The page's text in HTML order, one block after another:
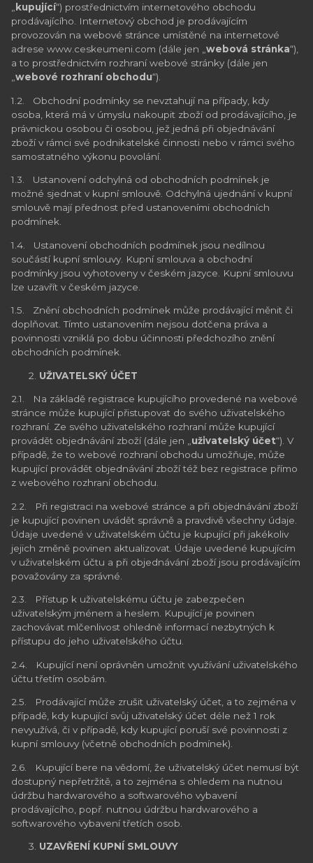
„ kupující“) prostřednictvím internetového obchodu
prodávajícího. Internetový obchod je prodávajícím
provozován na webové stránce umístěné na internetové
adrese www.ceskeumeni.com (dále jen „webová stránka“),
a to prostřednictvím rozhraní webové stránky (dále jen
„webové rozhraní obchodu“).
1.2. Obchodní podmínky se nevztahují na případy, kdy
osoba, která má v úmyslu nakoupit zboží od prodávajícího, je
právnickou osobou či osobou, jež jedná při objednávání
zboží v rámci své podnikatelské činnosti nebo v rámci svého
samostatného výkonu povolání.
1.3. Ustanovení odchylná od obchodních podmínek je
možné sjednat v kupní smlouvě. Odchylná ujednání v kupní
smlouvě mají přednost před ustanoveními obchodních
podmínek.
1.4. Ustanovení obchodních podmínek jsou nedílnou
součástí kupní smlouvy. Kupní smlouva a obchodní
podmínky jsou vyhotoveny v českém jazyce. Kupní smlouvu
lze uzavřít v českém jazyce.
1.5. Znění obchodních podmínek může prodávající měnit či
doplňovat. Tímto ustanovením nejsou dotčena práva a
povinnosti vzniklá po dobu účinnosti předchozího znění
obchodních podmínek.
UŽIVATELSKÝ ÚČET
2.1. Na základě registrace kupujícího provedené na webové
stránce může kupující přistupovat do svého uživatelského
rozhraní. Ze svého uživatelského rozhraní může kupující
provádět objednávání zboží (dále jen „uživatelský účet“). V
případě, že to webové rozhraní obchodu umožňuje, může
kupující provádět objednávání zboží též bez registrace přímo
z webového rozhraní obchodu.
2.2. Při registraci na webové stránce a při objednávání zboží
je kupující povinen uvádět správně a pravdivě všechny údaje.
Údaje uvedené v uživatelském účtu je kupující při jakékoliv
jejich změně povinen aktualizovat. Údaje uvedené kupujícím
v uživatelském účtu a při objednávání zboží jsou prodávajícím
považovány za správné.
2.3. Přístup k uživatelskému účtu je zabezpečen
uživatelským jménem a heslem. Kupující je povinen
zachovávat mlčenlivost ohledně informací nezbytných k
přístupu do jeho uživatelského účtu.
2.4. Kupující není oprávněn umožnit využívání uživatelského
účtu třetím osobám.
2.5. Prodávající může zrušit uživatelský účet, a to zejména v
případě, kdy kupující svůj uživatelský účet déle než 1 rok
nevyužívá, či v případě, kdy kupující poruší své povinnosti z
kupní smlouvy (včetně obchodních podmínek).
2.6. Kupující bere na vědomí, že uživatelský účet nemusí být
dostupný nepřetržitě, a to zejména s ohledem na nutnou
údržbu hardwarového a softwarového vybavení
prodávajícího, popř. nutnou údržbu hardwarového a
softwarového vybavení třetích osob.
UZAVŘENÍ KUPNÍ SMLOUVY